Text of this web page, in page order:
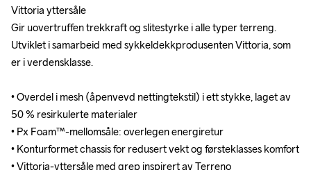
Vittoria yttersåle
Gir uovertruffen trekkraft og slitestyrke i alle typer terreng.
Utviklet i samarbeid med sykkeldekkprodusenten Vittoria, som
er i verdensklasse.
• Overdel i mesh (åpenvevd nettingtekstil) i ett stykke, laget av
50 % resirkulerte materialer
• Px Foam™-mellomsåle: overlegen energiretur
• Konturformet chassis for redusert vekt og førsteklasses komfort
• Vittoria-yttersåle med grep inspirert av Terreno
Vittoria yttersåle
Gir uovertruffen trekkraft og slitestyrke i alle typer terreng.
Utviklet i samarbeid med sykkeldekkprodusenten Vittoria, som
er i verdensklasse.
• Overdel i mesh (åpenvevd nettingtekstil) i ett stykke, laget av
50 % resirkulerte materialer
• Px Foam™-mellomsåle: overlegen energiretur
• Konturformet chassis for redusert vekt og førsteklasses komfort
• Vittoria-yttersåle med grep inspirert av Terreno